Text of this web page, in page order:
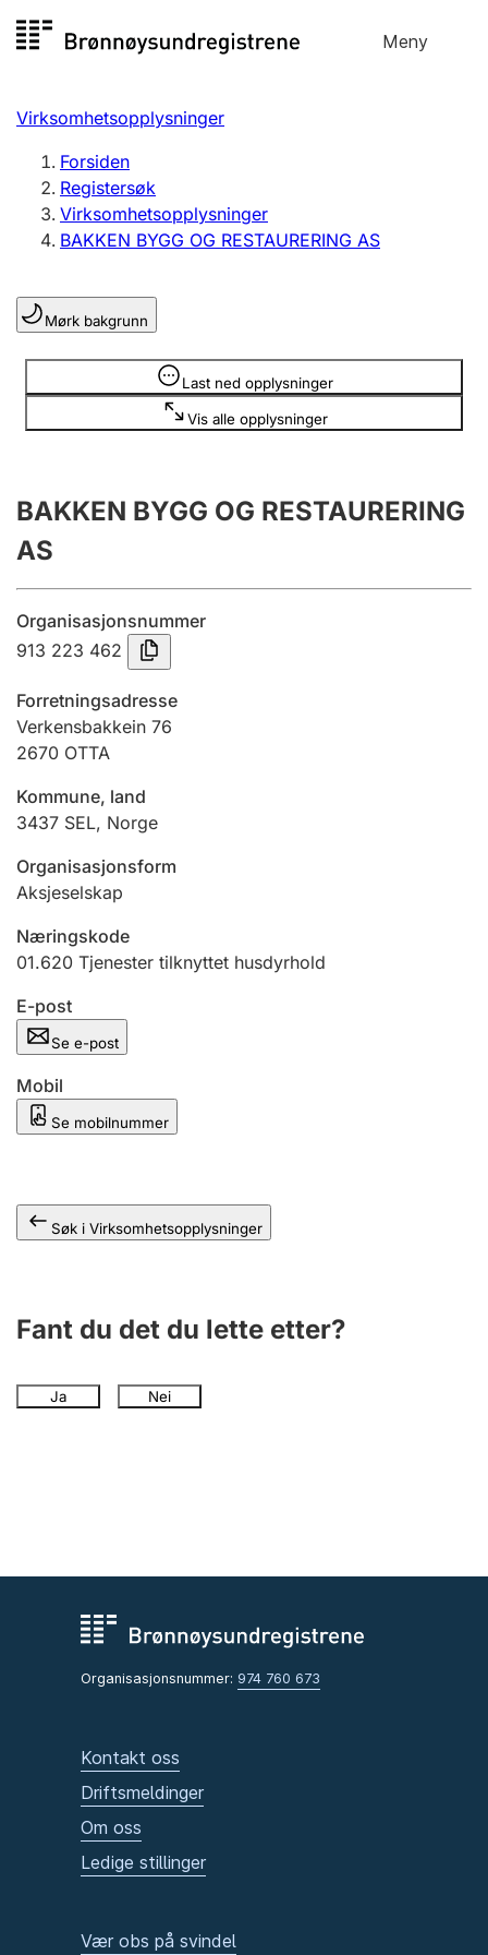
til
Meny
Registersøk
Aksjeselskap
Enkeltpersonforetak
Registrere, endre, slette
Lag og forening
Registrere, endre, slette
Innsending og forsinkelsesgebyr
Tinglysing
Jeger
Betaling og jegeravgiftskort
Ektepaktveileder
Offentlig sektor
Virksomhetsopplysninger
Forsiden
Registersøk
Virksomhetsopplysninger
BAKKEN BYGG OG RESTAURERING AS
Mørk bakgrunn
Last ned opplysninger
Vis alle opplysninger
Opplysninger er skjult
BAKKEN BYGG OG RESTAURERING
AS
Organisasjonsnummer
913 223 462
Forretningsadresse
Verkensbakkein 76
2670 OTTA
Kommune, land
3437 SEL, Norge
Organisasjonsform
Aksjeselskap
Næringskode
01.620 Tjenester tilknyttet husdyrhold
E-post
Se e-post
Mobil
Se mobilnummer
Søk i Virksomhetsopplysninger
Fant du det du lette etter?
Ja Nei
Organisasjonsnummer: 974 760 673
Kontakt oss
Driftsmeldinger
Om oss
Ledige stillinger
Vær obs på svindel